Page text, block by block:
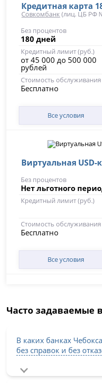
Кредитная карта
Совкомбанк (лиц. ЦБ РФ
Без процентов
180 дней
Кредитный лимит (руб.)
от 45 000 до 500 000
рублей
Стоимость обслуживания
Бесплатно
Все условия
Виртуальная
Без процентов
Нет льготного
Кредитный лимит (руб.)
Стоимость обслуживания
Бесплатно
Все условия
Часто задаваемые
В каких банках
без справок и без